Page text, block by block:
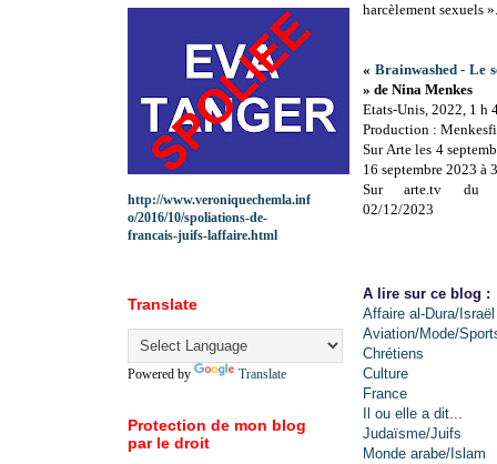
harcèlement sexuels ».
« Brainwashed - Le
» de Nina Menkes
Etats-Unis, 2022, 1 h
Production :
Sur Arte les 4
16 septembre 2023 à
Sur arte.tv du
02/12/2023
A lire sur ce blog :
Affaire al-Dura/Israël
Aviation/Mode/
Chrétiens
Culture
France
Il ou elle a dit...
Judaïsme/Juifs
Monde arabe/Islam
http://www.veroniquechemla.inf
o/2016/10/spoliations-de-
francais-juifs-laffaire.html
Translate
Powered by Translate
Protection de mon blog
par le droit